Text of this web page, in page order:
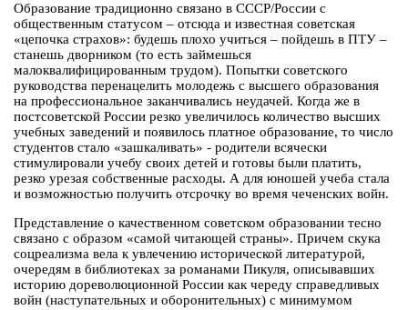
Образование традиционно связано в СССР/России с
общественным статусом – отсюда и известная советская
«цепочка страхов»: будешь плохо учиться – пойдешь в ПТУ –
станешь дворником (то есть займешься
малоквалифицированным трудом). Попытки советского
руководства перенацелить молодежь с высшего образования
на профессиональное заканчивались неудачей. Когда же в
постсоветской России резко увеличилось количество высших
учебных заведений и появилось платное образование, то число
студентов стало «зашкаливать» - родители всячески
стимулировали учебу своих детей и готовы были платить,
резко урезая собственные расходы. А для юношей учеба стала
и возможностью получить отсрочку во время чеченских войн.
Представление о качественном советском образовании тесно
связано с образом «самой читающей страны». Причем скука
соцреализма вела к увлечению исторической литературой,
очередям в библиотеках за романами Пикуля, описывавших
историю дореволюционной России как череду справедливых
войн (наступательных и оборонительных) с минимумом